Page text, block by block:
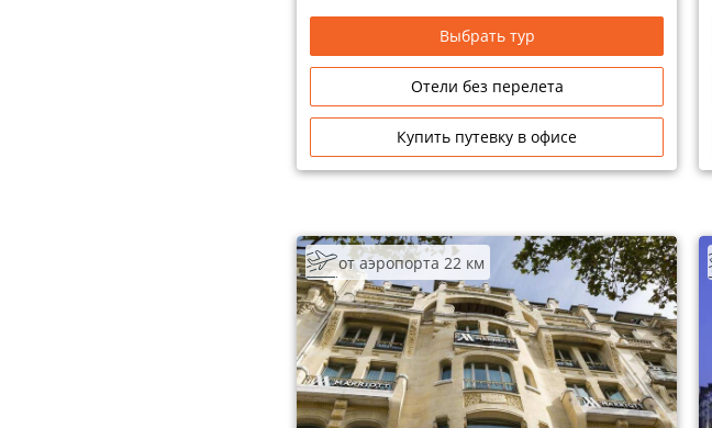
Выбрать тур
Отели без перелета
Купить путевку в офисе
от аэропорта 22 км